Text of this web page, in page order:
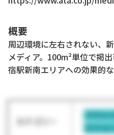
概要
周辺環境に左右されない、
メディア。100m²単位で掲
宿駅新南エリアへの効果的な
カテゴリー
アウト
ビジョ